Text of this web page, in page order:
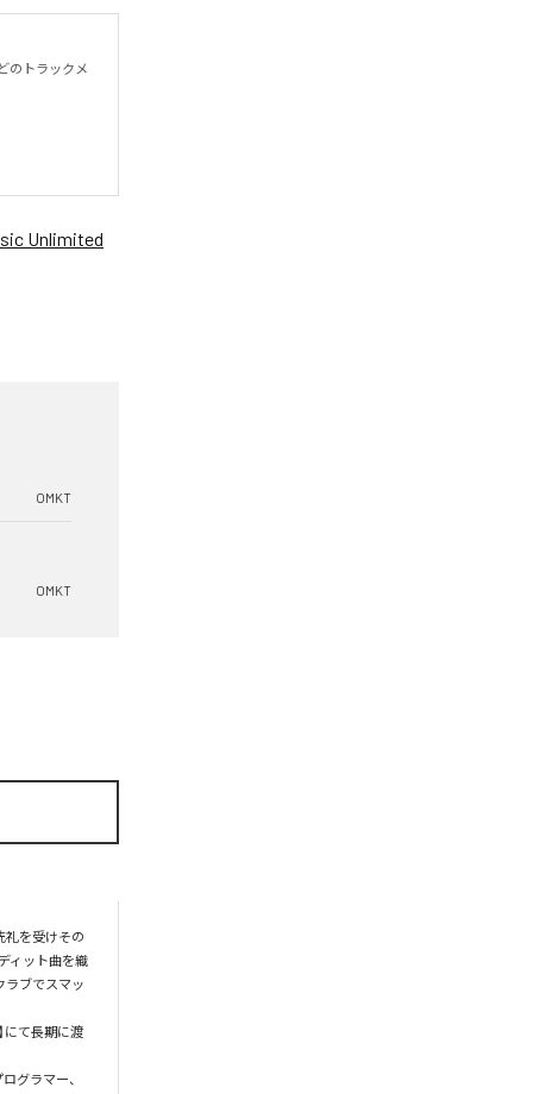
のトラックメ
Unlimited
OMKT
OMKT
礼を受けその
ィット曲を織
ラブでスマッ
にて長期に渡
グラマー、